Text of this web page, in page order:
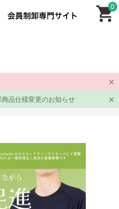
商品仕様変更のお知らせ
0